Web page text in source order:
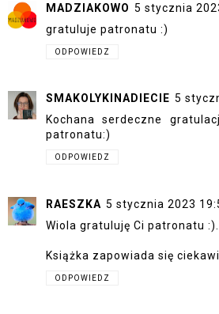
MADZIAKOWO 5 stycznia
gratuluje patronatu :)
ODPOWIEDZ
SMAKOLYKINADIECIE 5
Kochana serdeczne
patronatu:)
ODPOWIEDZ
RAESZKA 5 stycznia 2023
Wiola gratuluję Ci patronatu :).
Książka zapowiada się
ODPOWIEDZ